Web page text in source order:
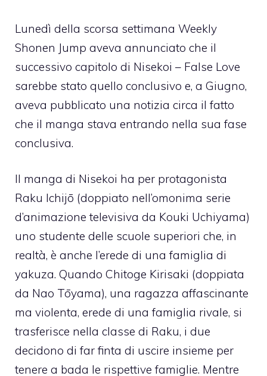
Lunedì della scorsa settimana Weekly
Shonen Jump aveva annunciato che il
successivo capitolo di Nisekoi – False Love
sarebbe stato quello conclusivo e, a Giugno,
aveva pubblicato una notizia circa il fatto
che il manga stava entrando nella sua fase
conclusiva.
Il manga di Nisekoi ha per protagonista
Raku Ichijō (doppiato nell’omonima serie
d’animazione televisiva da Kouki Uchiyama)
uno studente delle scuole superiori che, in
realtà, è anche l’erede di una famiglia di
yakuza. Quando Chitoge Kirisaki (doppiata
da Nao Tōyama), una ragazza affascinante
ma violenta, erede di una famiglia rivale, si
trasferisce nella classe di Raku, i due
decidono di far finta di uscire insieme per
tenere a bada le rispettive famiglie. Mentre